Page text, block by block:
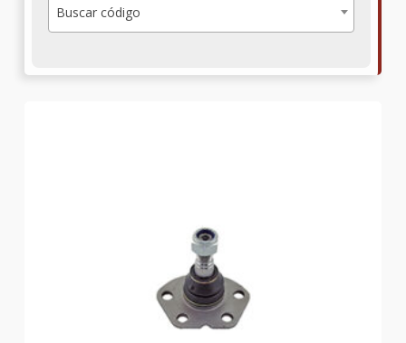
Buscar código